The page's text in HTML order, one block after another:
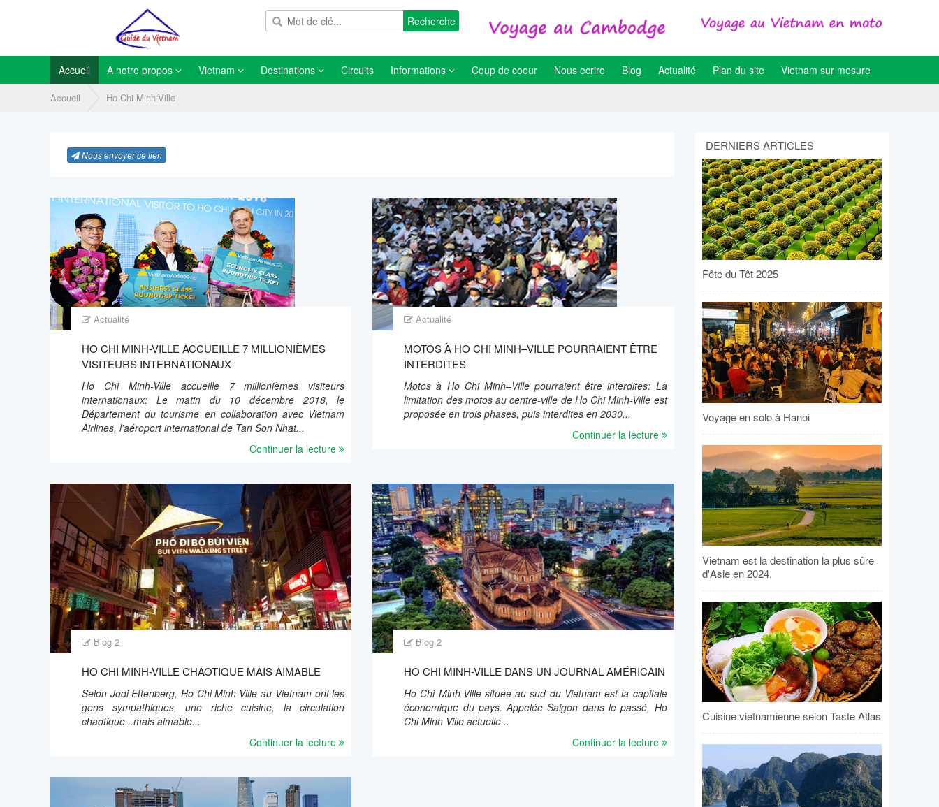
Recherche
Accueil A notre propos Vietnam Destinations Circuits Informations Coup de coeur Nous ecrire Blog Actualité Plan du site Vietnam sur mesure
Accueil Ho Chi Minh-Ville
Nous envoyer ce lien
Actualité
HO CHI MINH-VILLE ACCUEILLE 7 MILLIONIÈMES
VISITEURS INTERNATIONAUX
Ho Chi Minh-Ville accueille 7 millionièmes visiteurs
internationaux: Le matin du 10 décembre 2018, le
Département du tourisme en collaboration avec Vietnam
Airlines, l'aéroport international de Tan Son Nhat...
Continuer la lecture
Actualité
MOTOS À HO CHI MINH–VILLE POURRAIENT ÊTRE
INTERDITES
Motos à Ho Chi Minh–Ville pourraient être interdites: La
limitation des motos au centre-ville de Ho Chi Minh-Ville est
proposée en trois phases, puis interdites en 2030...
Continuer la lecture
Blog 2
HO CHI MINH-VILLE CHAOTIQUE MAIS AIMABLE
Selon Jodi Ettenberg, Ho Chi Minh-Ville au Vietnam ont les
gens sympathiques, une riche cuisine, la circulation
chaotique...mais aimable...
Continuer la lecture
Blog 2
HO CHI MINH-VILLE DANS UN JOURNAL AMÉRICAIN
Ho Chi Minh-Ville située au sud du Vietnam est la capitale
économique du pays. Appelée Saigon dans le passé, Ho
Chi Minh Ville actuelle...
Continuer la lecture
DERNIERS ARTICLES
Fête du Têt 2025
Voyage en solo à Hanoi
Vietnam est la destination la plus sûre
d'Asie en 2024.
Cuisine vietnamienne selon Taste Atlas